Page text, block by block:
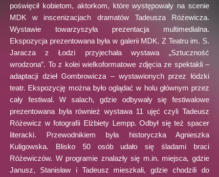
poświęcił kobietom, aktorkom, które występowały na scenie
MDK w inscenizacjach dramatów Tadeusza Różewicza.
Wystawie towarzyszyła prezentacja multimedialna.
Ekspozycja prezentowana była w galerii MDK. Z Teatru im. S.
Jaracza z Łodzi przyjechała wystawa „Sztuczność
wrodzona”. To z kolei wielkoformatowe zdjęcia ze spektakli –
adaptacji dzieł Gombrowicza – wystawionych przez łódzki
teatr. Ekspozycję można było oglądać w holu głównym przez
cały festiwal. W salach, gdzie odbywały się festiwalowe
prezentowana była również wystawa 11 ujęć czyli Tadeusz
Różewicz w fotografii Elżbiety Lempp. Odbył się też spacer
literacki. Przewodnikiem była historyczka Agnieszka
Kuligowska. Blisko 50 osób udało się śladami braci
Różewiczów. W programie znalazły się m.in. miejsca, gdzie
Janusz, Stanisław i Tadeusz mieszkali, gdzie chodzili do